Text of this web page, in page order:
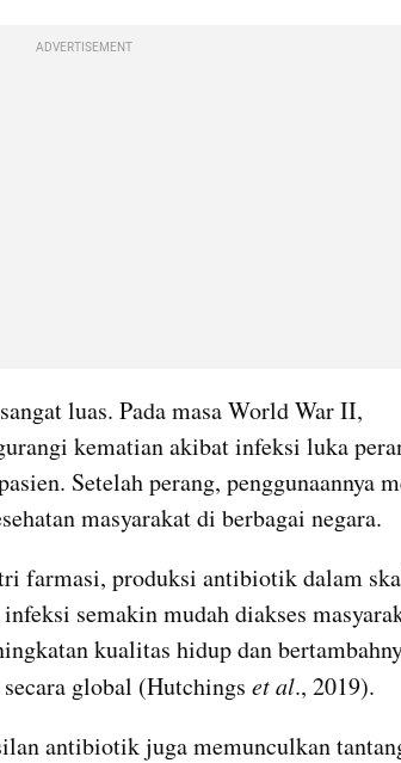
ADVERTISEMENT
luas. Pada masa World War II,
kematian akibat infeksi luka
Setelah perang, penggunaannya
masyarakat di berbagai negara.
farmasi, produksi antibiotik dalam
semakin mudah diakses
kualitas hidup dan
global (Hutchings et al., 2019).
antibiotik juga memunculkan